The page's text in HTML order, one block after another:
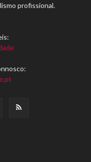
profissional.